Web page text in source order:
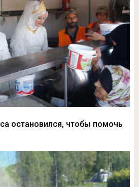
остановился, чтобы помочь